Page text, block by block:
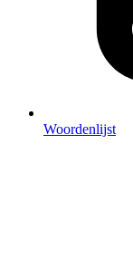
Woordenlijst